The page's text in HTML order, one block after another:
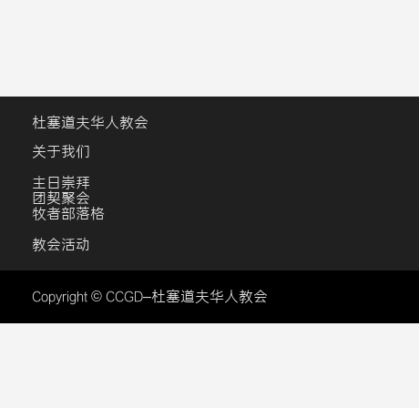
杜塞道夫华人教会
关于我们
主日崇拜
团契聚会
牧者部落格
教会活动
Copyright © CCGD–杜塞道夫华人教会